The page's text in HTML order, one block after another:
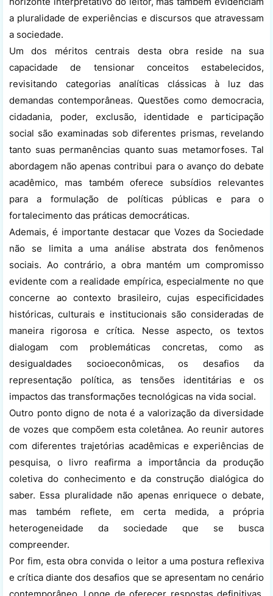
a pluralidade de experiências e discursos que atravessam
a sociedade.
Um dos méritos centrais desta obra reside na sua
capacidade de tensionar conceitos estabelecidos,
revisitando categorias analíticas clássicas à luz das
demandas contemporâneas. Questões como democracia,
cidadania, poder, exclusão, identidade e participação
social são examinadas sob diferentes prismas, revelando
tanto suas permanências quanto suas metamorfoses. Tal
abordagem não apenas contribui para o avanço do debate
acadêmico, mas também oferece subsídios relevantes
para a formulação de políticas públicas e para o
fortalecimento das práticas democráticas.
Ademais, é importante destacar que Vozes da Sociedade
não se limita a uma análise abstrata dos fenômenos
sociais. Ao contrário, a obra mantém um compromisso
evidente com a realidade empírica, especialmente no que
concerne ao contexto brasileiro, cujas especificidades
históricas, culturais e institucionais são consideradas de
maneira rigorosa e crítica. Nesse aspecto, os textos
dialogam com problemáticas concretas, como as
desigualdades socioeconômicas, os desafios da
representação política, as tensões identitárias e os
impactos das transformações tecnológicas na vida social.
Outro ponto digno de nota é a valorização da diversidade
de vozes que compõem esta coletânea. Ao reunir autores
com diferentes trajetórias acadêmicas e experiências de
pesquisa, o livro reafirma a importância da produção
coletiva do conhecimento e da construção dialógica do
saber. Essa pluralidade não apenas enriquece o debate,
mas também reflete, em certa medida, a própria
heterogeneidade da sociedade que se busca
compreender.
Por fim, esta obra convida o leitor a uma postura reflexiva
e crítica diante dos desafios que se apresentam no cenário